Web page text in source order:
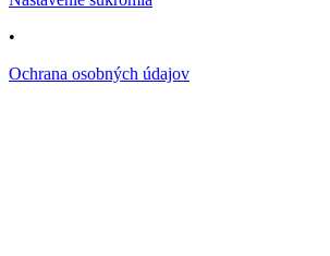
•
Ochrana osobných údajov